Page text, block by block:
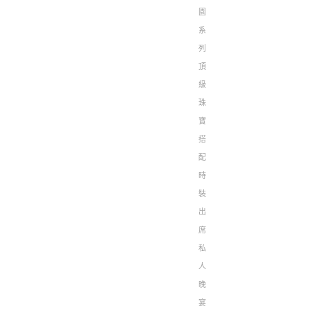
園
系
列
頂
級
珠
寶
搭
配
時
裝
出
席
私
人
晚
宴